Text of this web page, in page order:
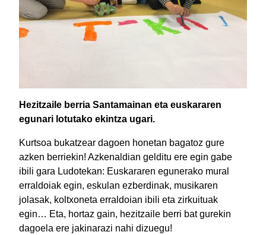
Hezitzaile berria Santamainan eta euskararen
egunari lotutako ekintza ugari.
Kurtsoa bukatzear dagoen honetan bagatoz gure
azken berriekin! Azkenaldian gelditu ere egin gabe
ibili gara Ludotekan: Euskararen egunerako mural
erraldoiak egin, eskulan ezberdinak, musikaren
jolasak, koltxoneta erraldoian ibili eta zirkuituak
egin… Eta, hortaz gain, hezitzaile berri bat gurekin
dagoela ere jakinarazi nahi dizuegu!